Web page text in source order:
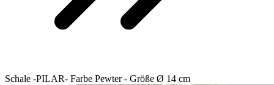
Schale -PILAR- Farbe Pewter - Größe Ø 14 cm